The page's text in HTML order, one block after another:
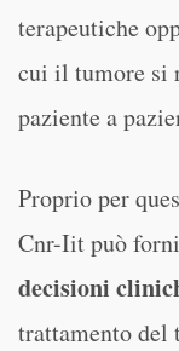
terapeutiche
cui il tumore si
paziente a
Proprio per
Cnr-Iit può
decisioni
trattamento del